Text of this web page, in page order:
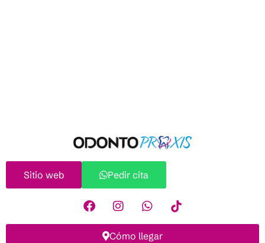
Sitio web Pedir cita
Cómo llegar